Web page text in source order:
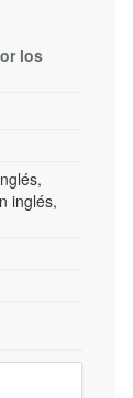
los
inglés,